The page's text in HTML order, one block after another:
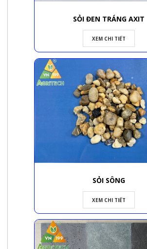
SỎI ĐEN TRÁNG AXIT
XEM CHI TIẾT
SỎI SÔNG
XEM CHI TIẾT